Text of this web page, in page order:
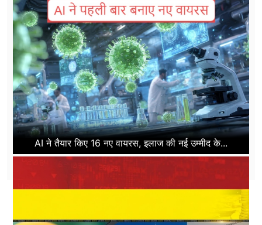
AI ने तैयार किए 16 नए वायरस, इलाज की नई उम्मीद के...